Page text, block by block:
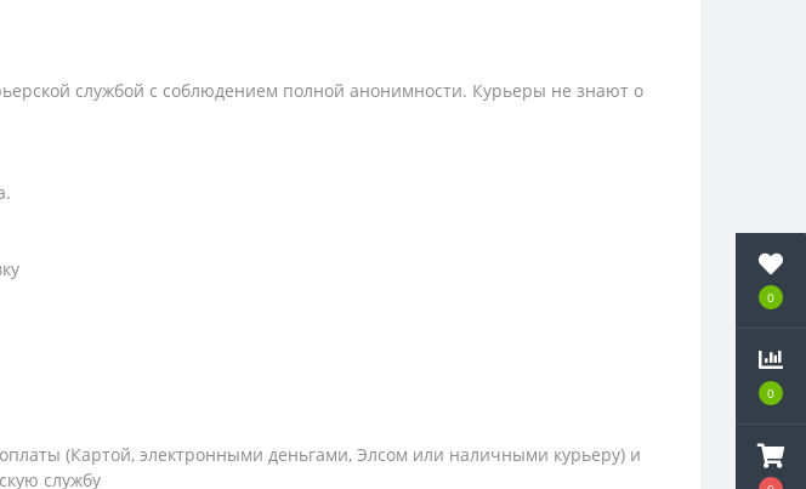
0
0
службой с соблюдением полной анонимности. Курьеры не знают о
(Картой, электронными деньгами, Элсом или наличными курьеру) и
службу